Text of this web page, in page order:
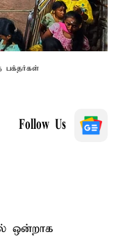
பக்தர்கள்
Follow Us
ஒன்றாக